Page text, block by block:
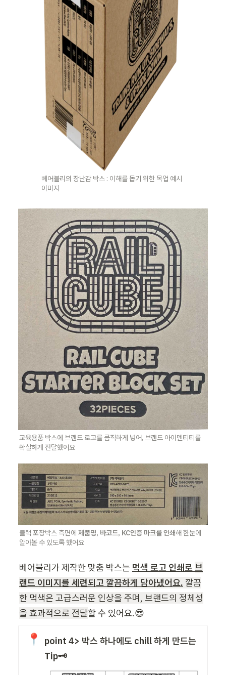
베어블리의 장난감 박스 : 이해를 돕기 위한 목업 예시
이미지
교육용품 박스에 브랜드 로고를 큼직하게 넣어, 브랜드 아이덴티티를
확실하게 전달했어요
블럭 포장박스 측면에 제품명, 바코드, KC인증 마크를 인쇄해 한눈에
알아볼 수 있도록 했어요
베어블리가 제작한 맞춤 박스는 먹색 로고 인쇄로 브
랜드 이미지를 세련되고 깔끔하게 담아냈어요. 깔끔
한 먹색은 고급스러운 인상을 주며, 브랜드의 정체성
을 효과적으로 전달할 수 있어요.😎
📍
point 4> 박스 하나에도 chill 하게 만드는
Tip🗝️